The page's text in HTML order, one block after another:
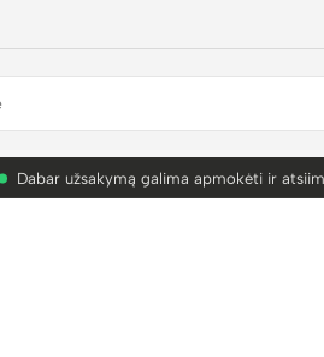
PETG akcija! Dabar nuo 9.99€.